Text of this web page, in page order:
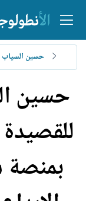
حسين السياب
حسين
بمنصة